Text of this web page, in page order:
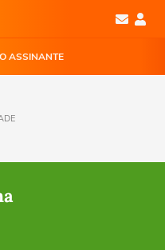
ASSINANTE